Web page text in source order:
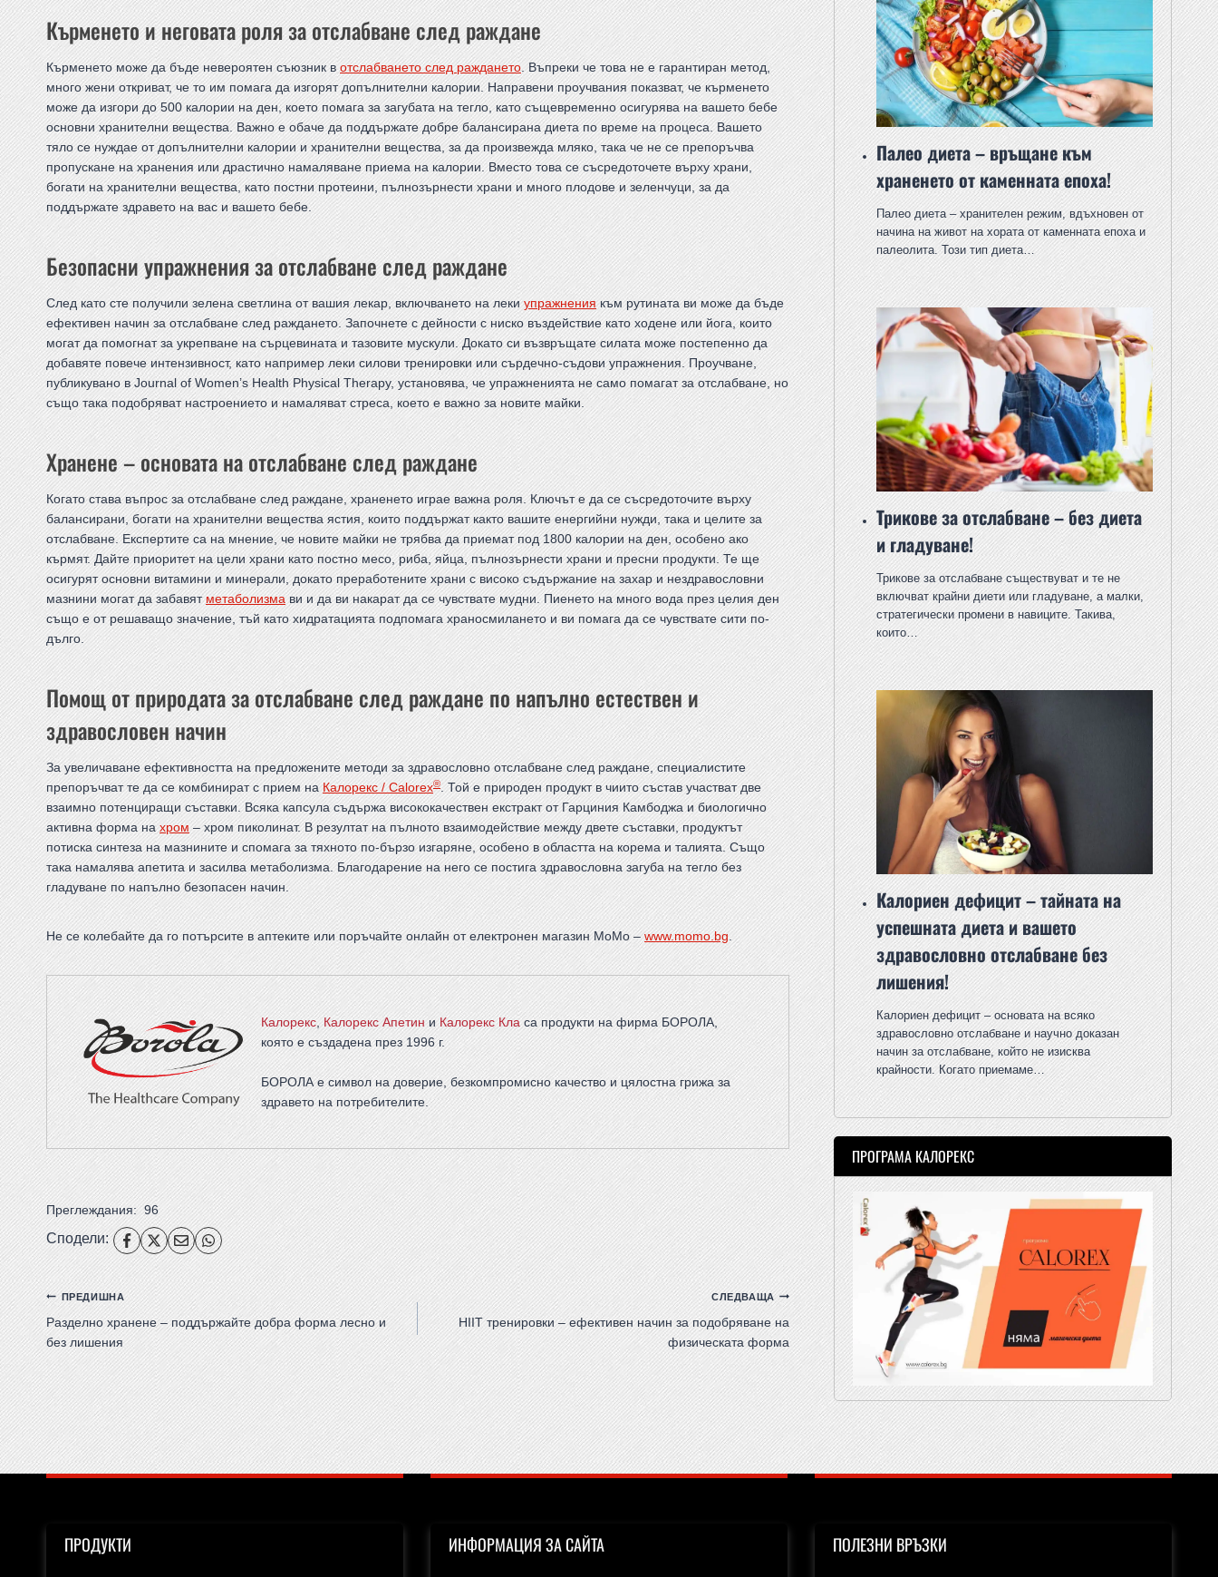
Кърменето и неговата роля за отслабване след раждане
Кърменето може да бъде невероятен съюзник вотслабването след раждането. Въпреки че това не е гарантиран метод,
много жени откриват, че то им помага да изгорят допълнителни калории. Направени проучвания показват, че кърменето
може да изгори до 500 калории на ден, което помага за загубата на тегло, като същевременно осигурява на вашето бебе
основни хранителни вещества. Важно е обаче да поддържате добре балансирана диета по време на процеса. Вашето
тяло се нуждае от допълнителни калории и хранителни вещества, за да произвежда мляко, така че не се препоръчва
пропускане на хранения или драстично намаляване приема на калории. Вместо това се съсредоточете върху храни,
богати на хранителни вещества, като постни протеини, пълнозърнести храни и много плодове и зеленчуци, за да
поддържате здравето на вас и вашето бебе.
Безопасни упражнения за отслабване след раждане
След като сте получили зелена светлина от вашия лекар, включването на лекиупражнения към рутината ви може да бъде
ефективен начин за отслабване след раждането. Започнете с дейности с ниско въздействие като ходене или йога, които
могат да помогнат за укрепване на сърцевината и тазовите мускули. Докато си възвръщате силата може постепенно да
добавяте повече интензивност, като например леки силови тренировки или сърдечно-съдови упражнения. Проучване,
публикувано в Journal of Women’s Health Physical Therapy, установява, че упражненията не само помагат за отслабване, но
също така подобряват настроението и намаляват стреса, което е важно за новите майки.
Хранене – основата на отслабване след раждане
Когато става въпрос за отслабване след раждане, храненето играе важна роля. Ключът е да се съсредоточите върху
балансирани, богати на хранителни вещества ястия, които поддържат както вашите енергийни нужди, така и целите за
отслабване. Експертите са на мнение, че новите майки не трябва да приемат под 1800 калории на ден, особено ако
кърмят. Дайте приоритет на цели храни като постно месо, риба, яйца, пълнозърнести храни и пресни продукти. Те ще
осигурят основни витамини и минерали, докато преработените храни с високо съдържание на захар и нездравословни
мазнини могат да забавятметаболизмави и да ви накарат да се чувствате мудни. Пиенето на много вода през целия ден
също е от решаващо значение, тъй като хидратацията подпомага храносмилането и ви помага да се чувствате сити по-
дълго.
Помощ от природата за отслабване след раждане по напълно естествен и
здравословен начин
За увеличаване ефективността на предложените методи за здравословно отслабване след раждане, специалистите
препоръчват те да се комбинират с прием наКалорекс / Calorex®. Той е природен продукт в чиито състав участват две
взаимно потенциращи съставки. Всяка капсула съдържа висококачествен екстракт от Гарциния Камбоджа и биологично
активна форма нахром– хром пиколинат. В резултат на пълното взаимодействие между двете съставки, продуктът
потиска синтеза на мазнините и спомага за тяхното по-бързо изгаряне, особено в областта на корема и талията. Също
така намалява апетита и засилва метаболизма. Благодарение на него се постига здравословна загуба на тегло без
гладуване по напълно безопасен начин.
Не се колебайте да го потърсите в аптеките или поръчайте онлайн от електронен магазин МоМо – www.momo.bg.
Калорекс,Калорекс АпетиниКалорекс Класа продукти на фирма БОРОЛА,
която е създадена през 1996 г.
БОРОЛА е символ на доверие, безкомпромисно качество и цялостна грижа за
здравето на потребителите.
Преглеждания: 96
Сподели:
ПРЕДИШНА
Разделно хранене – поддържайте добра форма лесно и
без лишения
СЛЕДВАЩА
HIIT тренировки – ефективен начин за подобряване на
физическата форма
Палео диета – връщане към
храненето от каменната епоха!
Палео диета – хранителен режим, вдъхновен от
начина на живот на хората от каменната епоха и
палеолита. Този тип диета…
Трикове за отслабване – без диета
и гладуване!
Трикове за отслабване съществуват и те не
включват крайни диети или гладуване, а малки,
стратегически промени в навиците. Такива,
които…
Калориен дефицит – тайната на
успешната диета и вашето
здравословно отслабване без
лишения!
Калориен дефицит – основата на всяко
здравословно отслабване и научно доказан
начин за отслабване, който не изисква
крайности. Когато приемаме…
ПРОГРАМА КАЛОРЕКС
ПРОДУКТИ ИНФОРМАЦИЯ ЗА САЙТА ПОЛЕЗНИ ВРЪЗКИ